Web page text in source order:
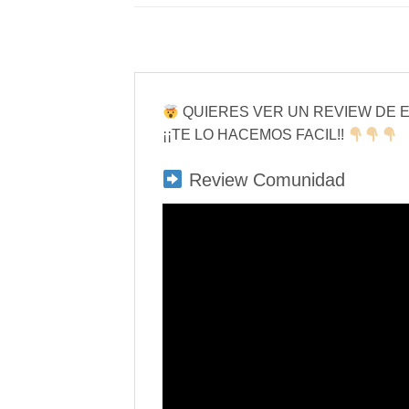
QUIERES VER UN REVIEW DE
¡¡TE LO HACEMOS FACIL!!
Review Comunidad